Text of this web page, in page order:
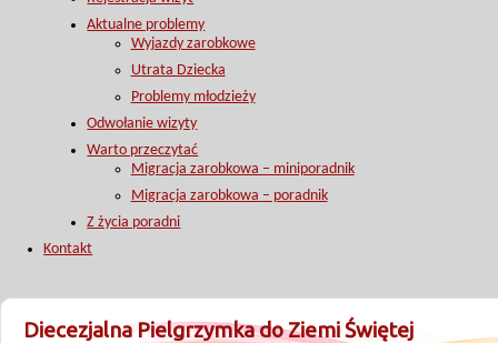
Aktualne problemy
Wyjazdy zarobkowe
Utrata Dziecka
Problemy młodzieży
Odwołanie wizyty
Warto przeczytać
Migracja zarobkowa – miniporadnik
Migracja zarobkowa – poradnik
Z życia poradni
Kontakt
Diecezjalna Pielgrzymka do Ziemi Świętej